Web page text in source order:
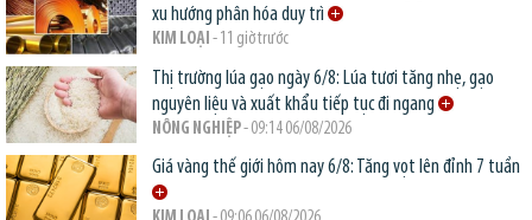
xu hướng phân hóa duy trì
KIM LOẠI - 11 giờ trước
Thị trường lúa gạo ngày 6/8: Lúa tươi tăng nhẹ, gạo
nguyên liệu và xuất khẩu tiếp tục đi ngang
NÔNG NGHIỆP- 09:14 06/08/2026
Giá vàng thế giới hôm nay 6/8: Tăng vọt lên đỉnh 7 tuần